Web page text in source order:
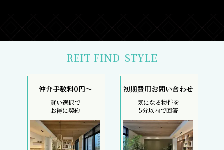
REIT FIND STYLE
仲介手数料0円～
賢い選択で
お得に契約
初期費用お問い合わせ
気になる物件を
5分以内で回答